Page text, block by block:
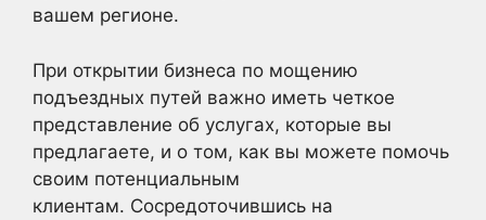
вашем регионе.
При открытии бизнеса по мощению
подъездных путей важно иметь четкое
представление об услугах, которые вы
предлагаете, и о том, как вы можете помочь
своим потенциальным
клиентам. Сосредоточившись на